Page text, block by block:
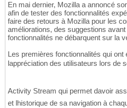
En mai dernier, Mozilla a annoncé
afin de tester des fonctionnalités
faire des retours à Mozilla pour les
améliorations, des suggestions
fonctionnalités ne débarquent sur la
Les premières fonctionnalités qui ont
lappréciation des utilisateurs lors de
Activity Stream qui permet davoir
et lhistorique de sa navigation à